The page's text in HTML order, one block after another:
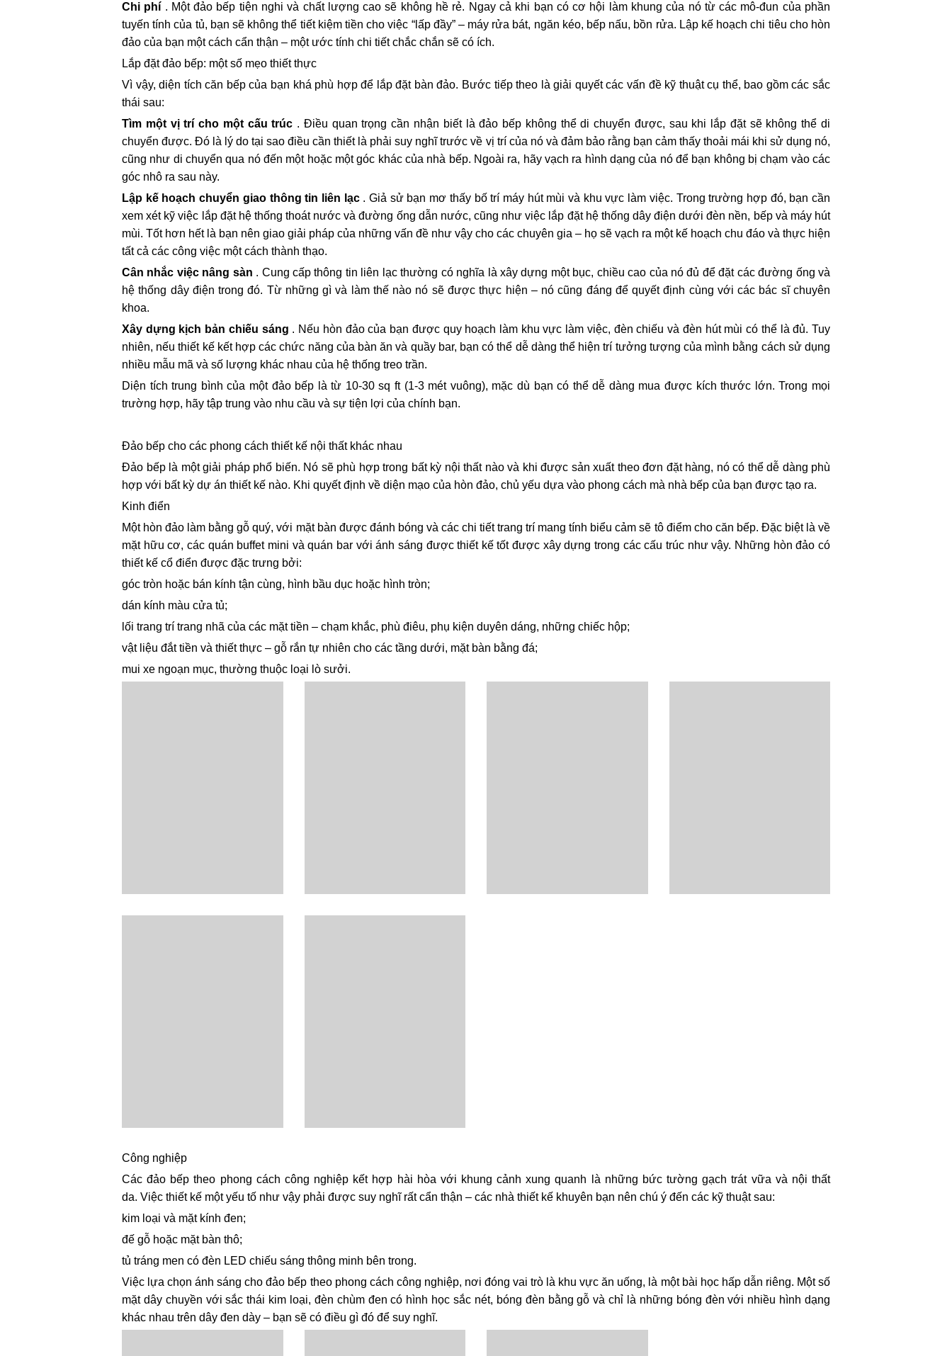
Chi phí . Một đảo bếp tiện nghi và chất lượng cao sẽ không hề rẻ. Ngay cả khi bạn có cơ hội làm khung của nó từ các mô-đun của phần
tuyến tính của tủ, bạn sẽ không thể tiết kiệm tiền cho việc “lấp đầy” – máy rửa bát, ngăn kéo, bếp nấu, bồn rửa. Lập kế hoạch chi tiêu cho hòn
đảo của bạn một cách cẩn thận – một ước tính chi tiết chắc chắn sẽ có ích.
Lắp đặt đảo bếp: một số mẹo thiết thực
Vì vậy, diện tích căn bếp của bạn khá phù hợp để lắp đặt bàn đảo. Bước tiếp theo là giải quyết các vấn đề kỹ thuật cụ thể, bao gồm các sắc
thái sau:
Tìm một vị trí cho một cấu trúc . Điều quan trọng cần nhận biết là đảo bếp không thể di chuyển được, sau khi lắp đặt sẽ không thể di
chuyển được. Đó là lý do tại sao điều cần thiết là phải suy nghĩ trước về vị trí của nó và đảm bảo rằng bạn cảm thấy thoải mái khi sử dụng nó,
cũng như di chuyển qua nó đến một hoặc một góc khác của nhà bếp. Ngoài ra, hãy vạch ra hình dạng của nó để bạn không bị chạm vào các
góc nhô ra sau này.
Lập kế hoạch chuyển giao thông tin liên lạc. Giả sử bạn mơ thấy bố trí máy hút mùi và khu vực làm việc. Trong trường hợp đó, bạn cần
xem xét kỹ việc lắp đặt hệ thống thoát nước và đường ống dẫn nước, cũng như việc lắp đặt hệ thống dây điện dưới đèn nền, bếp và máy hút
mùi. Tốt hơn hết là bạn nên giao giải pháp của những vấn đề như vậy cho các chuyên gia – họ sẽ vạch ra một kế hoạch chu đáo và thực hiện
tất cả các công việc một cách thành thạo.
Cân nhắc việc nâng sàn . Cung cấp thông tin liên lạc thường có nghĩa là xây dựng một bục, chiều cao của nó đủ để đặt các đường ống và
hệ thống dây điện trong đó. Từ những gì và làm thế nào nó sẽ được thực hiện – nó cũng đáng để quyết định cùng với các bác sĩ chuyên
khoa.
Xây dựng kịch bản chiếu sáng . Nếu hòn đảo của bạn được quy hoạch làm khu vực làm việc, đèn chiếu và đèn hút mùi có thể là đủ. Tuy
nhiên, nếu thiết kế kết hợp các chức năng của bàn ăn và quầy bar, bạn có thể dễ dàng thể hiện trí tưởng tượng của mình bằng cách sử dụng
nhiều mẫu mã và số lượng khác nhau của hệ thống treo trần.
Diện tích trung bình của một đảo bếp là từ 10-30 sq ft (1-3 mét vuông), mặc dù bạn có thể dễ dàng mua được kích thước lớn. Trong mọi
trường hợp, hãy tập trung vào nhu cầu và sự tiện lợi của chính bạn.
Đảo bếp cho các phong cách thiết kế nội thất khác nhau
Đảo bếp là một giải pháp phổ biến. Nó sẽ phù hợp trong bất kỳ nội thất nào và khi được sản xuất theo đơn đặt hàng, nó có thể dễ dàng phù
hợp với bất kỳ dự án thiết kế nào. Khi quyết định về diện mạo của hòn đảo, chủ yếu dựa vào phong cách mà nhà bếp của bạn được tạo ra.
Kinh điển
Một hòn đảo làm bằng gỗ quý, với mặt bàn được đánh bóng và các chi tiết trang trí mang tính biểu cảm sẽ tô điểm cho căn bếp. Đặc biệt là về
mặt hữu cơ, các quán buffet mini và quán bar với ánh sáng được thiết kế tốt được xây dựng trong các cấu trúc như vậy. Những hòn đảo có
thiết kế cổ điển được đặc trưng bởi:
góc tròn hoặc bán kính tận cùng, hình bầu dục hoặc hình tròn;
dán kính màu cửa tủ;
lối trang trí trang nhã của các mặt tiền – chạm khắc, phù điêu, phụ kiện duyên dáng, những chiếc hộp;
vật liệu đắt tiền và thiết thực – gỗ rắn tự nhiên cho các tầng dưới, mặt bàn bằng đá;
mui xe ngoạn mục, thường thuộc loại lò sưởi.
Công nghiệp
Các đảo bếp theo phong cách công nghiệp kết hợp hài hòa với khung cảnh xung quanh là những bức tường gạch trát vữa và nội thất
da. Việc thiết kế một yếu tố như vậy phải được suy nghĩ rất cẩn thận – các nhà thiết kế khuyên bạn nên chú ý đến các kỹ thuật sau:
kim loại và mặt kính đen;
đế gỗ hoặc mặt bàn thô;
tủ tráng men có đèn LED chiếu sáng thông minh bên trong.
Việc lựa chọn ánh sáng cho đảo bếp theo phong cách công nghiệp, nơi đóng vai trò là khu vực ăn uống, là một bài học hấp dẫn riêng. Một số
mặt dây chuyền với sắc thái kim loại, đèn chùm đen có hình học sắc nét, bóng đèn bằng gỗ và chỉ là những bóng đèn với nhiều hình dạng
khác nhau trên dây đen dày – bạn sẽ có điều gì đó để suy nghĩ.